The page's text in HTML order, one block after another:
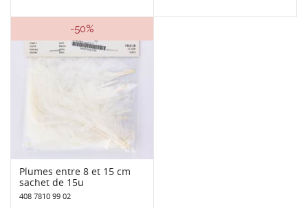
-50%
Plumes entre 8 et 15 cm
sachet de 15u
408 7810 99 02